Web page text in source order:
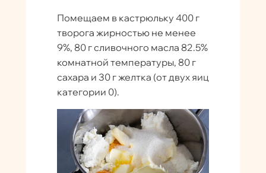
Помещаем в кастрюльку 400 г
творога жирностью не менее
9%, 80 г сливочного масла 82.5%
комнатной температуры, 80 г
сахара и 30 г желтка (от двух яиц
категории 0).